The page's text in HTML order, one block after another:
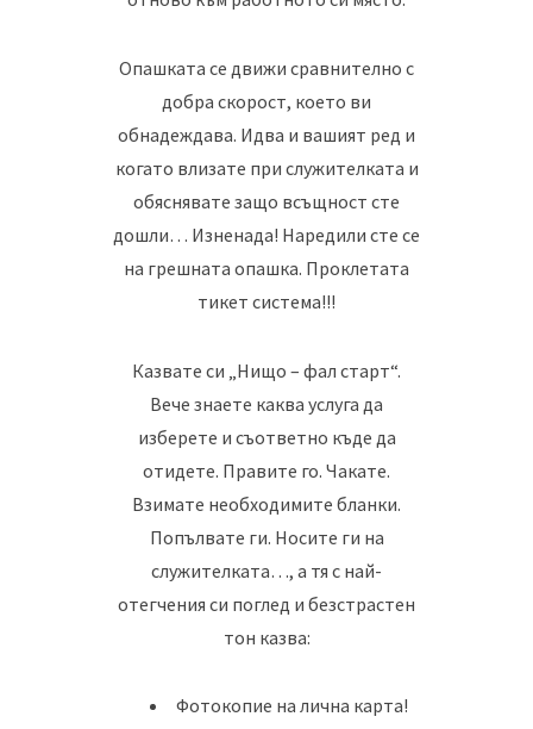
Опашката се движи сравнително с
добра скорост, което ви
обнадеждава. Идва и вашият ред и
когато влизате при служителката и
обяснявате защо всъщност сте
дошли… Изненада! Наредили сте се
на грешната опашка. Проклетата
тикет система!!!
Казвате си „Нищо – фал старт“.
Вече знаете каква услуга да
изберете и съответно къде да
отидете. Правите го. Чакате.
Взимате необходимите бланки.
Попълвате ги. Носите ги на
служителката…, а тя с най-
отегчения си поглед и безстрастен
тон казва:
Фотокопие на лична карта!